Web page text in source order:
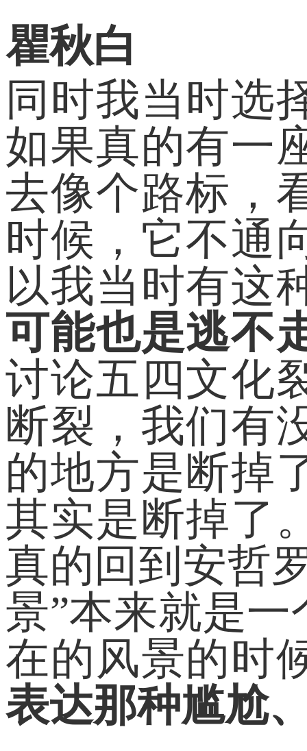
瞿秋白
同时我当时选
如果真的有一
去像个路标，
时候，它不通
以我当时有这
可能也是逃不
讨论五四文化
断裂，我们有
的地方是断掉
其实是断掉了
真的回到安哲
景”本来就是
在的风景的时
表达那种尴尬